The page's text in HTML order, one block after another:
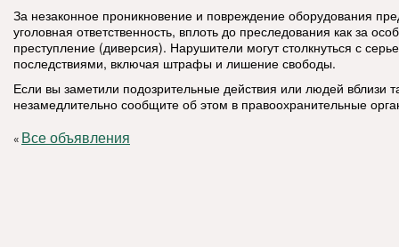
За незаконное проникновение и повреждение оборудования
уголовная ответственность, вплоть до преследования как за
преступление (диверсия). Нарушители могут столкнуться с
последствиями, включая штрафы и лишение свободы.
Если вы заметили подозрительные действия или людей вблизи
незамедлительно сообщите об этом в правоохранительные
« Все объявления